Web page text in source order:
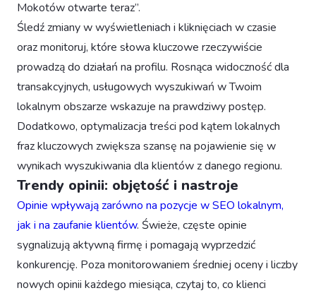
Mokotów otwarte teraz”.
Śledź zmiany w wyświetleniach i kliknięciach w czasie
oraz monitoruj, które słowa kluczowe rzeczywiście
prowadzą do działań na profilu. Rosnąca widoczność dla
transakcyjnych, usługowych wyszukiwań w Twoim
lokalnym obszarze wskazuje na prawdziwy postęp.
Dodatkowo, optymalizacja treści pod kątem lokalnych
fraz kluczowych zwiększa szansę na pojawienie się w
wynikach wyszukiwania dla klientów z danego regionu.
Trendy opinii: objętość i nastroje
Opinie wpływają zarówno na pozycje w SEO lokalnym,
jak i na zaufanie klientów. Świeże, częste opinie
sygnalizują aktywną firmę i pomagają wyprzedzić
konkurencję. Poza monitorowaniem średniej oceny i liczby
nowych opinii każdego miesiąca, czytaj to, co klienci